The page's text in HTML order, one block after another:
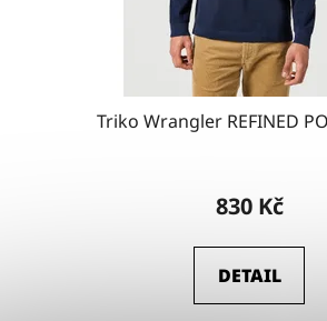
Triko Wrangler REFINED
830 Kč
DETAIL